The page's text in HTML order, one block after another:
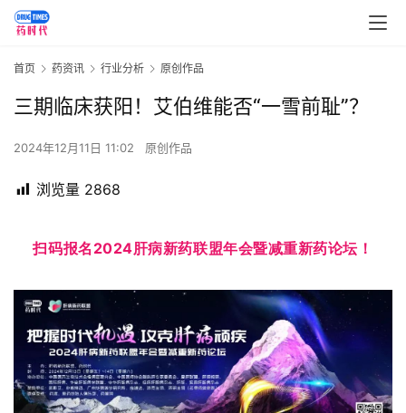
首页 药资讯 行业分析 原创作品
三期临床获阳！艾伯维能否“一雪前耻”？
2024年12月11日 11:02 原创作品
浏览量 2868
扫码报名 2024肝病新药联盟年会暨减重新药论坛！